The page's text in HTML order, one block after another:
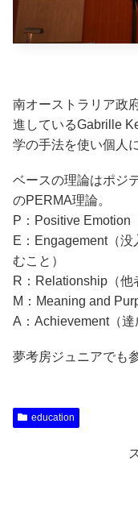
南オーストラリア政
進しているGabrille
学の手法を使い個人
ベースの理論はポジ
のPERMA理論。
P：Positive Emotion
E：Engagement（
むこと）
R：Relationship（他
M：Meaning and
A：Achievement（達
夢考房ジュニアでも
education